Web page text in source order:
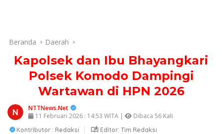
Beranda Daerah
Kapolsek dan Ibu Bhayangkari
Polsek Komodo Dampingi
Wartawan di HPN 2026
NTTNews.Net
11 Februari 2026 : 14:53 WITA |
Dibaca 56 Kali
Kontributor : Redaksi Editor: Tim Redaksi